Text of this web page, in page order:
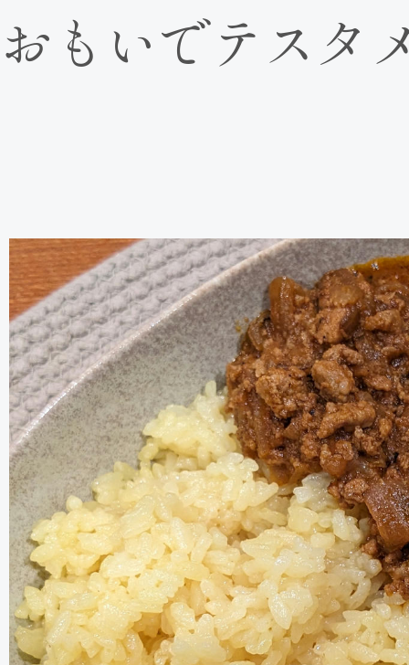
おもいでテスタ